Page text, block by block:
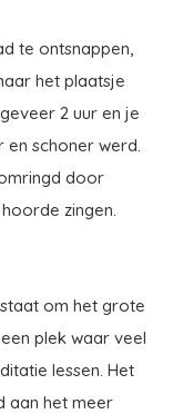
te ontsnappen,
het plaatsje
2 uur en je
en schoner werd.
door
zingen.
om het grote
plek waar veel
lessen. Het
aan het meer